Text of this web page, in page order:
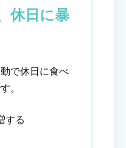
休日に暴
で休日に食べ
。
する